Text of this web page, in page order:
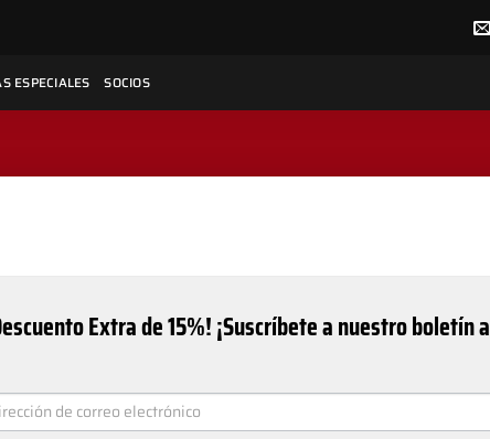
ESPECIALES SOCIOS
Extra de 15%! ¡Suscríbete a nuestro boletín